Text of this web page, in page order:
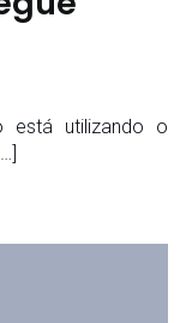
está utilizando o